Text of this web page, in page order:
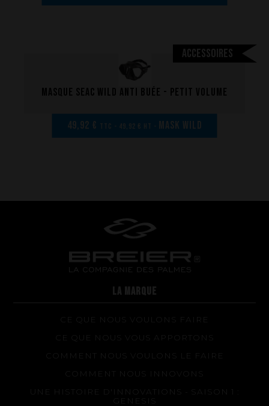
Accessoires
Masque Seac Wild anti buée - Petit volume
49,92 € TTC - 49,92 € HT - MASK WILD
LA MARQUE
CE QUE NOUS VOULONS FAIRE
CE QUE NOUS VOUS APPORTONS
COMMENT NOUS VOULONS LE FAIRE
UNE HISTOIRE D'INNOVATIONS - SAISON 1 :
GENESIS